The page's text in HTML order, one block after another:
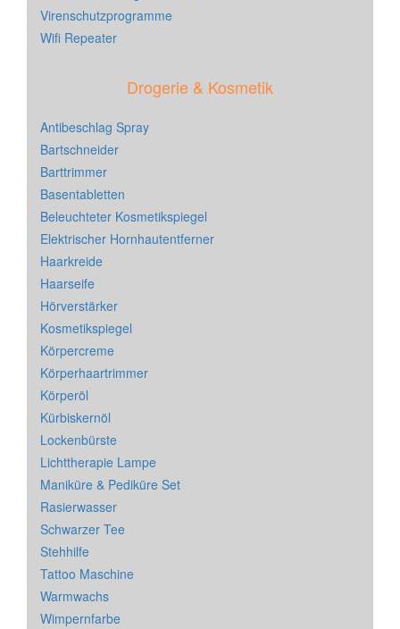
Virenschutzprogramme
Wifi Repeater
Drogerie & Kosmetik
Antibeschlag Spray
Bartschneider
Barttrimmer
Basentabletten
Beleuchteter Kosmetikspiegel
Elektrischer Hornhautentferner
Haarkreide
Haarseife
Hörverstärker
Kosmetikspiegel
Körpercreme
Körperhaartrimmer
Körperöl
Kürbiskernöl
Lockenbürste
Lichttherapie Lampe
Maniküre & Pediküre Set
Rasierwasser
Schwarzer Tee
Stehhilfe
Tattoo Maschine
Warmwachs
Wimpernfarbe